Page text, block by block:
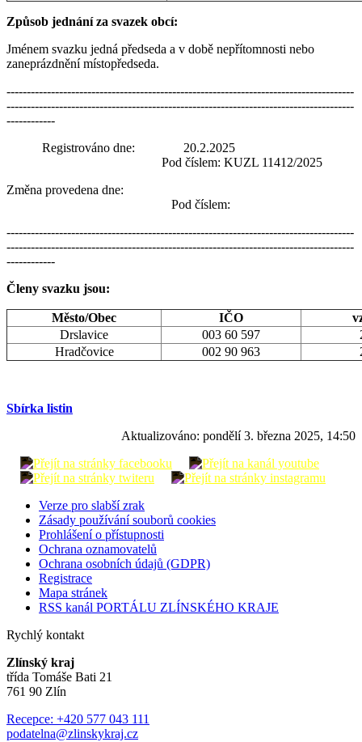
Způsob jednání za svazek obcí:
Jménem svazku jedná předseda a v době nepřítomnosti nebo
zaneprázdnění místopředseda.
--------------------------------------------------------------------------------------
--------------------------------------------------------------------------------------
------------
Registrováno dne: 20.2.2025
Pod číslem: KUZL 11412/2025
Změna provedena dne:
Pod číslem:
--------------------------------------------------------------------------------------
--------------------------------------------------------------------------------------
------------
Členy svazku jsou:
Město/Obec IČO
Drslavice
003 60 597
Hradčovice
002 90 963
Sbírka listin
Aktualizováno: pondělí 3. března 2025, 14:50
Verze pro slabší zrak
Zásady používání souborů cookies
Prohlášení o přístupnosti
Ochrana oznamovatelů
Ochrana osobních údajů (GDPR)
Registrace
Mapa stránek
RSS kanál PORTÁLU ZLÍNSKÉHO KRAJE
Rychlý kontakt
Zlínský kraj
třída Tomáše Bati 21
761 90 Zlín
Recepce: +420 577 043 111
podatelna@zlinskykraj.cz